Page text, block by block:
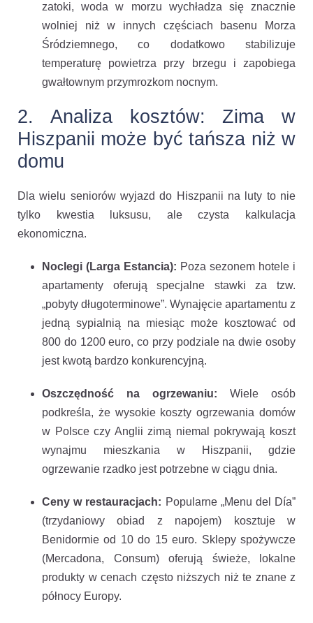
zatoki, woda w morzu wychładza się znacznie
wolniej niż w innych częściach basenu Morza
Śródziemnego, co dodatkowo stabilizuje
temperaturę powietrza przy brzegu i zapobiega
gwałtownym przymrozkom nocnym.
2. Analiza kosztów: Zima w
Hiszpanii może być tańsza niż w
domu
Dla wielu seniorów wyjazd do Hiszpanii na luty to nie
tylko kwestia luksusu, ale czysta kalkulacja
ekonomiczna.
Noclegi (Larga Estancia): Poza sezonem hotele i
apartamenty oferują specjalne stawki za tzw.
„pobyty długoterminowe”. Wynajęcie apartamentu z
jedną sypialnią na miesiąc może kosztować od
800 do 1200 euro, co przy podziale na dwie osoby
jest kwotą bardzo konkurencyjną.
Oszczędność na ogrzewaniu: Wiele osób
podkreśla, że wysokie koszty ogrzewania domów
w Polsce czy Anglii zimą niemal pokrywają koszt
wynajmu mieszkania w Hiszpanii, gdzie
ogrzewanie rzadko jest potrzebne w ciągu dnia.
Ceny w restauracjach: Popularne „Menu del Día”
(trzydaniowy obiad z napojem) kosztuje w
Benidormie od 10 do 15 euro. Sklepy spożywcze
(Mercadona, Consum) oferują świeże, lokalne
produkty w cenach często niższych niż te znane z
północy Europy.